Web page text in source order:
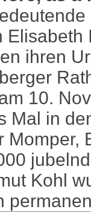
ihren
10.
Mal in
Kohl